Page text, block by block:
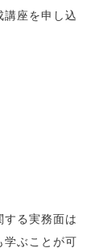
講座を申し込
する実務面は
学ぶことが可